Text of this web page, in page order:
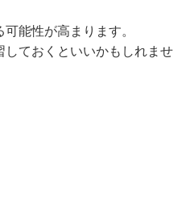
能性が高まります。
ておくといいかもしれませ